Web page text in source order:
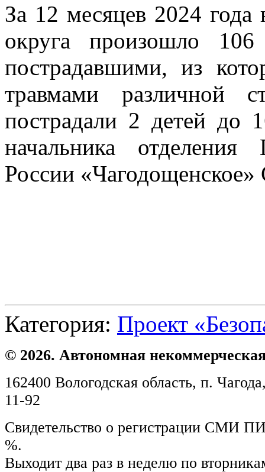
За 12 месяцев 2024 года
округа произошло
пострадавшими, из
травмами
пострадали 2 детей до
начальника
России «Чагодощенское»
Категория: Проект
© 2026. Автономная
162400 Вологодская область, п.
11-92
Свидетельство о регистрации СМИ
%.
Выходит два раз в неделю по